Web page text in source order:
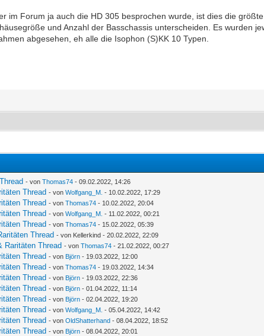
im Forum ja auch die HD 305 besprochen wurde, ist dies die
und Anzahl der Basschassis unterscheiden. Es wurden
abgesehen, eh alle die Isophon (S)KK 10 Typen.
- vonThomas74 - 09.02.2022, 14:26
Thread - vonWolfgang_M. - 10.02.2022, 17:29
Thread - vonThomas74 - 10.02.2022, 20:04
Thread - vonWolfgang_M. - 11.02.2022, 00:21
Thread - vonThomas74 - 15.02.2022, 05:39
Thread - von Kellerkind - 20.02.2022, 22:09
Raritäten Thread - vonThomas74 - 21.02.2022, 00:27
Thread - von Björn - 19.03.2022, 12:00
Thread - vonThomas74 - 19.03.2022, 14:34
Thread - von Björn - 19.03.2022, 22:36
Thread - von Björn - 01.04.2022, 11:14
Thread - von Björn - 02.04.2022, 19:20
Thread - vonWolfgang_M. - 05.04.2022, 14:42
Thread - vonOldShatterhand - 08.04.2022, 18:52
Thread - von Björn - 08.04.2022, 20:01